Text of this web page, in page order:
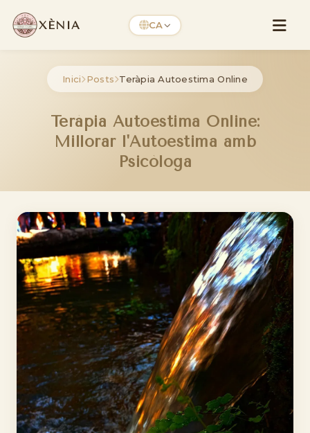
XÈNIA CA
Inici Posts Teràpia Autoestima Online
Teràpia Autoestima Online:
Millorar l'Autoestima amb
Psicòloga